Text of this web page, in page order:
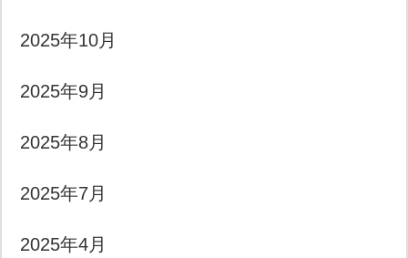
2025年10月
2025年9月
2025年8月
2025年7月
2025年4月